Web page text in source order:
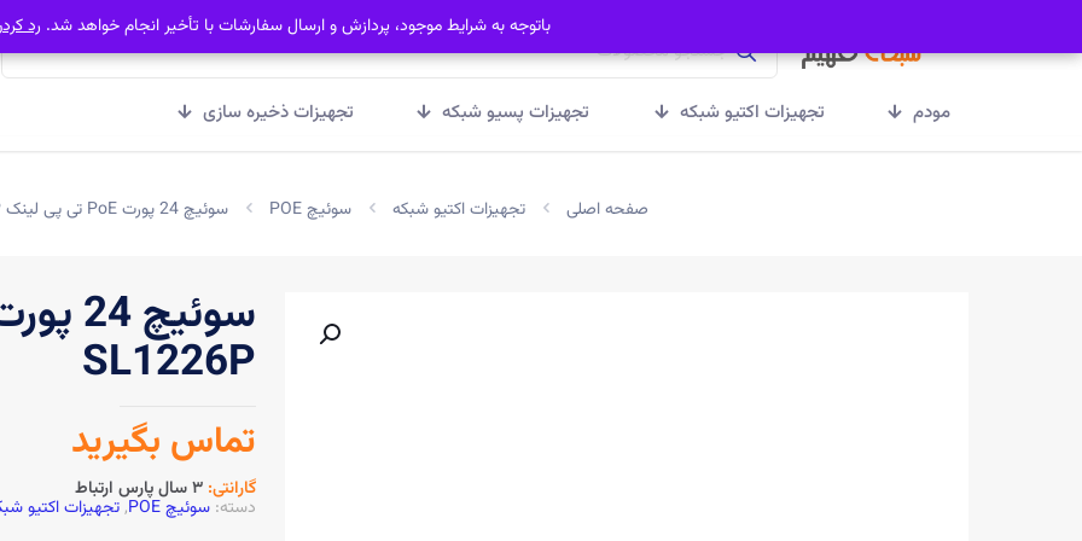
مودم تجهیزات اکتیو شبکه تجهیزات پسیو شبکه تجهیزات ذخیره سازی
صفحه اصلی تجهیزات اکتیو شبکه سوئیچ POE سوئیچ 24 پورت PoE تی پی لینک TL-SL1226P
SL1226P
تماس بگیرید
گارانتی: ۳ سال پارس ارتباط
دسته: سوئیچ POE ,تجهیزات اکتیو
باتوجه به شرایط موجود، پردازش و ارسال سفارشات با تأخیر انجام خواهد شد. رد باتوجه به شرایط موجود، پردازش و ارسال سفارشات با تأخیر انجام خواهد شد. رد